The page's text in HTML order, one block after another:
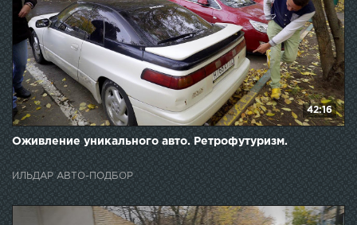
42:16
Оживление уникального авто. Ретрофутуризм.
ИЛЬДАР АВТО-ПОДБОР